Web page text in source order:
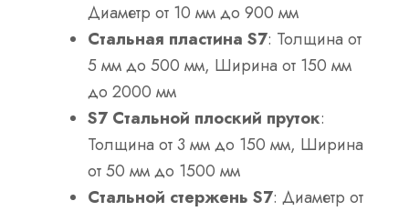
Диаметр от 10 мм до 900 мм
Стальная пластина S7: Толщина от
5 мм до 500 мм, Ширина от 150 мм
до 2000 мм
S7 Стальной плоский пруток:
Толщина от 3 мм до 150 мм, Ширина
от 50 мм до 1500 мм
Стальной стержень S7: Диаметр от